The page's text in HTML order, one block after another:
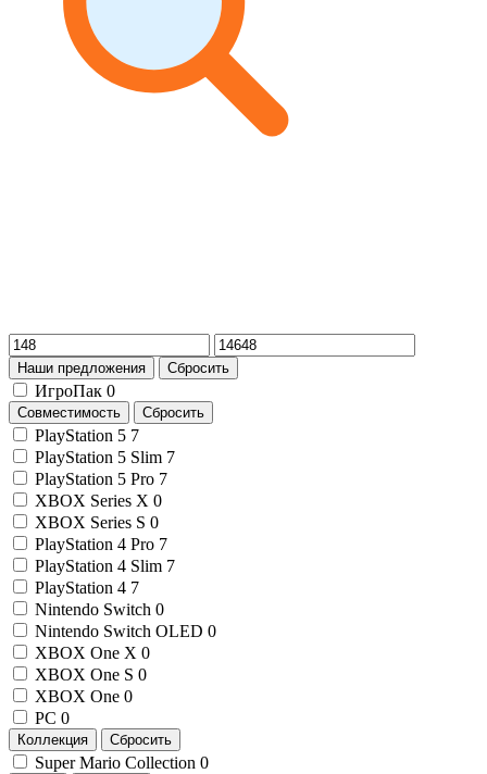
Наши предложения Сбросить
ИгроПак 0
Совместимость Сбросить
PlayStation 5 7
PlayStation 5 Slim 7
PlayStation 5 Pro 7
XBOX Series X 0
XBOX Series S 0
PlayStation 4 Pro 7
PlayStation 4 Slim 7
PlayStation 4 7
Nintendo Switch 0
Nintendo Switch OLED 0
XBOX One X 0
XBOX One S 0
XBOX One 0
PC 0
Коллекция Сбросить
Super Mario Collection 0